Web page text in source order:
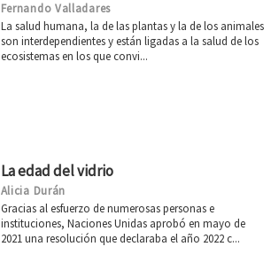
Fernando Valladares
La salud humana, la de las plantas y la de los animales
son interdependientes y están ligadas a la salud de los
ecosistemas en los que convi...
La edad del vidrio
Alicia Durán
Gracias al esfuerzo de numerosas personas e
instituciones, Naciones Unidas aprobó en mayo de
2021 una resolución que declaraba el año 2022 c...